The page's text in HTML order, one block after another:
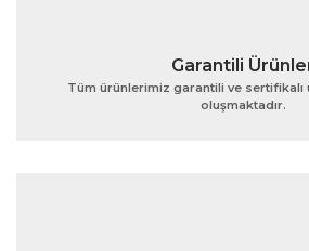
Garantili
Tüm ürünlerimiz garantili ve sertifikalı
oluşmaktadır.